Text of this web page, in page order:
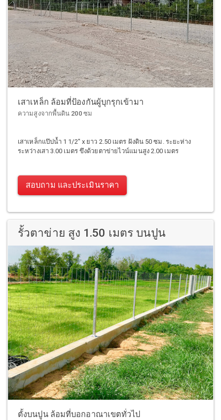
เสาเหล็ก ล้อมที่ป้องกันผู้บุกรุกเข้ามา
ความสูงจากพื้นดิน 200 ซม
เสาเหล็กแป๊ปน้ำ 1 1/2" x ยาว 2.50 เมตร ฝังดิน 50 ซม. ระยะห่าง
ระหว่างเสา 3.00 เมตร ขึงด้วยตาข่ายไวน์แมนสูง 2.00 เมตร
สอบถาม และประเมินราคา
รั้วตาข่าย สูง 1.50 เมตร บนปูน
ตั้งบนปูน ล้อมที่บอกอาณาเขตทั่วไป